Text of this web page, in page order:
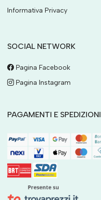
Informativa Privacy
SOCIAL NETWORK
Pagina Facebook
Pagina Instagram
PAGAMENTI E SPEDIZIONI